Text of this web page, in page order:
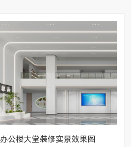
办公楼大堂装修实景效果图